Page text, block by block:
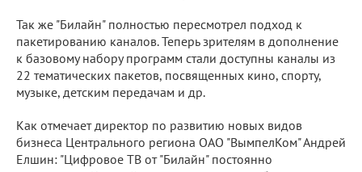
Так же "Билайн" полностью пересмотрел подход к
пакетированию каналов. Теперь зрителям в дополнение
к базовому набору программ стали доступны каналы из
22 тематических пакетов, посвященных кино, спорту,
музыке, детским передачам и др.
Как отмечает директор по развитию новых видов
бизнеса Центрального региона ОАО "ВымпелКом" Андрей
Елшин: "Цифровое ТВ от "Билайн" постоянно